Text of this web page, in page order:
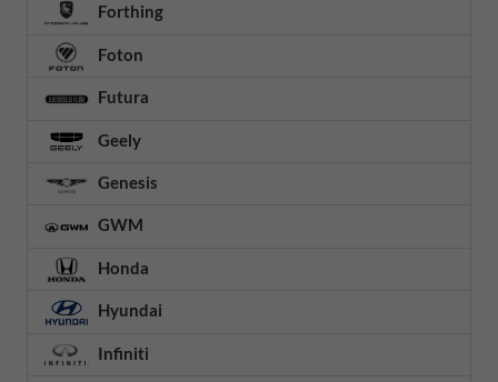
Forthing
Foton
Futura
Geely
Genesis
GWM
Honda
Hyundai
Infiniti